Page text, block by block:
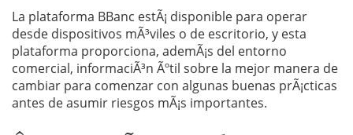
La plataforma BBanc estÃ¡ disponible para operar
desde dispositivos mÃ³viles o de escritorio, y esta
plataforma proporciona, ademÃ¡s del entorno
comercial, informaciÃ³n Ãºtil sobre la mejor manera de
cambiar para comenzar con algunas buenas prÃ¡cticas
antes de asumir riesgos mÃ¡s importantes.